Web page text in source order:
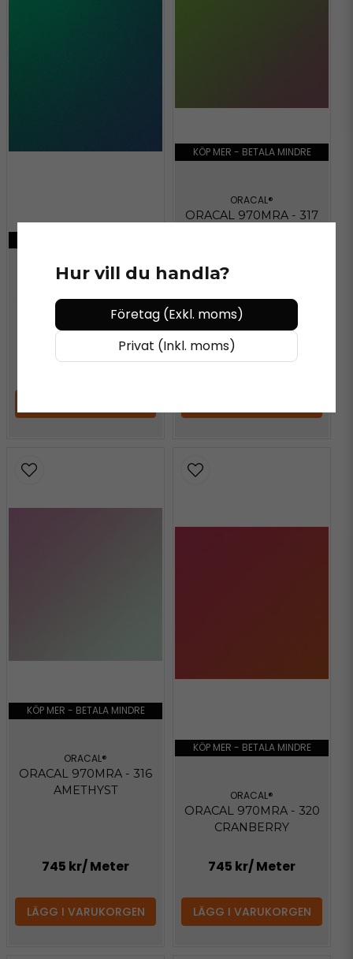
ORACAL 970MRA - 988
GREEN BLUE
745 kr/ Meter
KÖP MER - BETALA MINDRE
ORACAL®
ORACAL 970MRA - 317
745 kr/ Meter
KÖP MER - BETALA MINDRE
ORACAL®
ORACAL 970MRA - 316
AMETHYST
745 kr/ Meter
LÄGG I VARUKORGEN
KÖP MER - BETALA MINDRE
ORACAL®
ORACAL 970MRA - 320
CRANBERRY
745 kr/ Meter
LÄGG I VARUKORGEN
Hur vill du handla?
Företag (Exkl. moms)
Privat (Inkl. moms)